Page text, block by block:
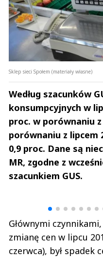
Sklep sieci Społem (materiały własne)
Według szacunków
konsumpcyjnych w
proc. w porównaniu
porównaniu z lipcem
0,9 proc. Dane są
MR, zgodne z
szacunkiem GUS.
Głównymi
zmianę cen w lipcu
czerwca), był spadek